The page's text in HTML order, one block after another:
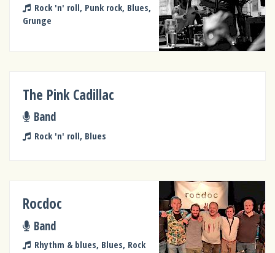
Rock 'n' roll, Punk rock, Blues,
Grunge
The Pink Cadillac
Band
Rock 'n' roll, Blues
Rocdoc
Band
Rhythm & blues, Blues, Rock